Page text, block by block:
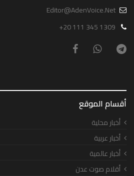
Editor@AdenVoice.Net
+20 111 345 1309
أقسام الموقع
أخبار محلية
أخبار عربية
أخبار عالمية
أقلام صوت عدن